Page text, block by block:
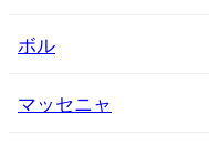
ボル
マッセニャ